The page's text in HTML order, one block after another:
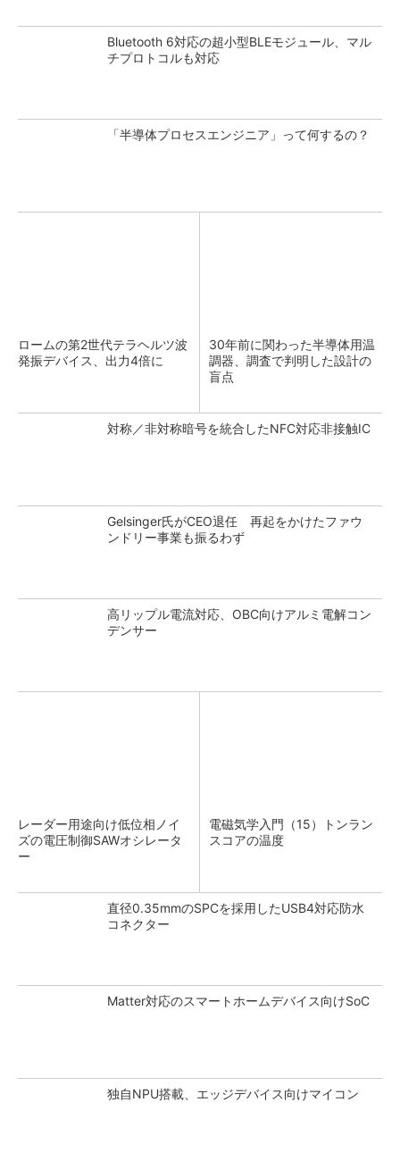
Bluetooth 6対応の超小型BLEモジュール、マル
チプロトコルも対応
「半導体プロセスエンジニア」って何するの？
ロームの第2世代テラヘルツ波
発振デバイス、出力4倍に
30年前に関わった半導体用温
調器、調査で判明した設計の
盲点
対称／非対称暗号を統合したNFC対応非接触IC
Gelsinger氏がCEO退任 再起をかけたファウ
ンドリー事業も振るわず
高リップル電流対応、OBC向けアルミ電解コン
デンサー
レーダー用途向け低位相ノイ
ズの電圧制御SAWオシレータ
ー
電磁気学入門（15）トンラン
スコアの温度
直径0.35mmのSPCを採用したUSB4対応防水
コネクター
Matter対応のスマートホームデバイス向けSoC
独自NPU搭載、エッジデバイス向けマイコン